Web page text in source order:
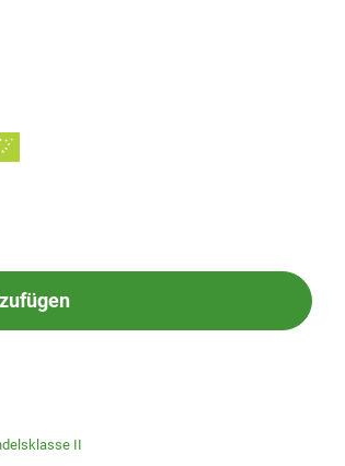
zum Warenkorb hinzufügen
II